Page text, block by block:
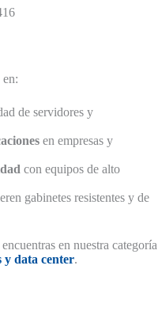
en:
de servidores y
en empresas y
con equipos de alto
gabinetes resistentes y de
en nuestra categoría
y data center.